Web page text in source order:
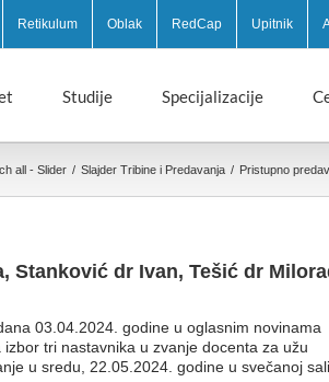
Retikulum Oblak RedCap Upitnik
Studije Specijalizacije
all - Slider / Slajder Tribine i Predavanja / Pristupno
Stanković dr Ivan, Tešić dr
03.04.2024. godine u oglasnim novinama
tri nastavnika u zvanje docenta za užu
u sredu, 22.05.2024. godine u svečanoj sali